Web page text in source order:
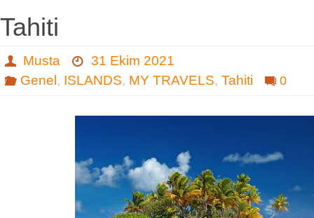
Tahiti
Musta
31 Ekim 2021
Genel , ISLANDS, MY TRAVELS, Tahiti 0